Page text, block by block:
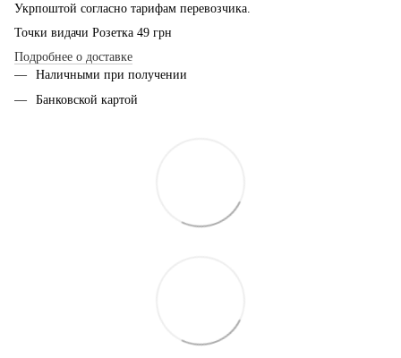
Укрпоштой согласно тарифам перевозчика.
Точки видачи Розетка 49 грн
Подробнее о доставке
Наличными при получении
Банковской картой